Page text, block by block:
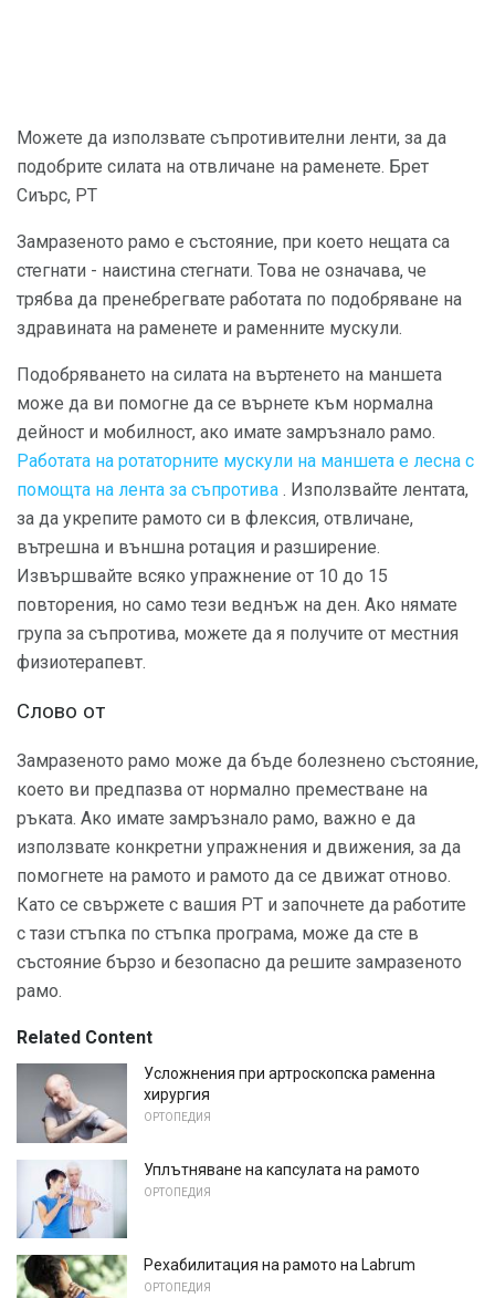
Можете да използвате съпротивителни ленти, за да
подобрите силата на отвличане на раменете. Брет
Сиърс, PT
Замразеното рамо е състояние, при което нещата са
стегнати - наистина стегнати. Това не означава, че
трябва да пренебрегвате работата по подобряване на
здравината на раменете и раменните мускули.
Подобряването на силата на въртенето на маншета
може да ви помогне да се върнете към нормална
дейност и мобилност, ако имате замръзнало рамо.
Работата на ротаторните мускули на маншета е лесна с
помощта на лента за съпротива . Използвайте лентата,
за да укрепите рамото си в флексия, отвличане,
вътрешна и външна ротация и разширение.
Извършвайте всяко упражнение от 10 до 15
повторения, но само тези веднъж на ден. Ако нямате
група за съпротива, можете да я получите от местния
физиотерапевт.
Слово от
Замразеното рамо може да бъде болезнено състояние,
което ви предпазва от нормално преместване на
ръката. Ако имате замръзнало рамо, важно е да
използвате конкретни упражнения и движения, за да
помогнете на рамото и рамото да се движат отново.
Като се свържете с вашия PT и започнете да работите
с тази стъпка по стъпка програма, може да сте в
състояние бързо и безопасно да решите замразеното
рамо.
Related Content
Усложнения при артроскопска раменна
хирургия
ОРТОПЕДИЯ
Уплътняване на капсулата на рамото
ОРТОПЕДИЯ
Рехабилитация на рамото на Labrum
ОРТОПЕДИЯ